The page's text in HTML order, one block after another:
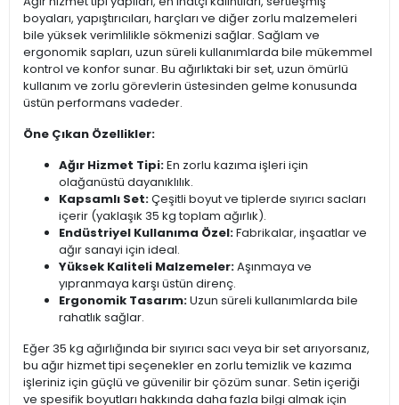
boyaları, yapıştırıcıları, harçları ve diğer zorlu malzemeleri
bile yüksek verimlilikle sökmenizi sağlar. Sağlam ve
ergonomik sapları, uzun süreli kullanımlarda bile mükemmel
kontrol ve konfor sunar. Bu ağırlıktaki bir set, uzun ömürlü
kullanım ve zorlu görevlerin üstesinden gelme konusunda
üstün performans vadeder.
Öne Çıkan Özellikler:
Ağır Hizmet Tipi:En zorlu kazıma işleri için
olağanüstü dayanıklılık.
Kapsamlı Set:Çeşitli boyut ve tiplerde sıyırıcı sacları
içerir (yaklaşık 35 kg toplam ağırlık).
Endüstriyel Kullanıma Özel:Fabrikalar, inşaatlar ve
ağır sanayi için ideal.
Yüksek Kaliteli Malzemeler:Aşınmaya ve
yıpranmaya karşı üstün direnç.
Ergonomik Tasarım:Uzun süreli kullanımlarda bile
rahatlık sağlar.
Eğer 35 kg ağırlığında bir sıyırıcı sacı veya bir set arıyorsanız,
bu ağır hizmet tipi seçenekler en zorlu temizlik ve kazıma
işleriniz için güçlü ve güvenilir bir çözüm sunar. Setin içeriği
ve spesifik boyutları hakkında daha fazla bilgi almak için